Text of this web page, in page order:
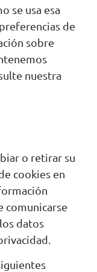
se usa esa
de
sobre
nuestra
o retirar su
cookies en
comunicarse
datos